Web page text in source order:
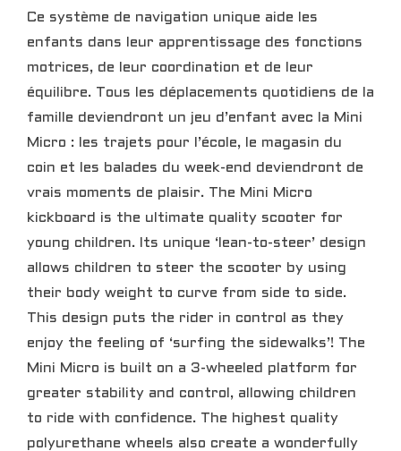
Ce système de navigation unique aide les
enfants dans leur apprentissage des fonctions
motrices, de leur coordination et de leur
équilibre. Tous les déplacements quotidiens de la
famille deviendront un jeu d’enfant avec la Mini
Micro : les trajets pour l’école, le magasin du
coin et les balades du week-end deviendront de
vrais moments de plaisir. The Mini Micro
kickboard is the ultimate quality scooter for
young children. Its unique ‘lean-to-steer’ design
allows children to steer the scooter by using
their body weight to curve from side to side.
This design puts the rider in control as they
enjoy the feeling of ‘surfing the sidewalks’! The
Mini Micro is built on a 3-wheeled platform for
greater stability and control, allowing children
to ride with confidence. The highest quality
polyurethane wheels also create a wonderfully